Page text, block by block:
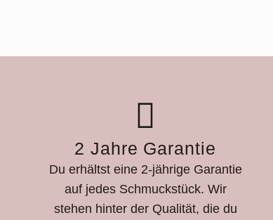
2 Jahre Garantie
Du erhältst eine 2-jährige Garantie
auf jedes Schmuckstück. Wir
stehen hinter der Qualität, die du